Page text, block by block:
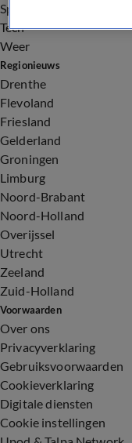
Sport
Tech
Weer
Regionieuws
Drenthe
Flevoland
Friesland
Gelderland
Groningen
Limburg
Noord-Brabant
Noord-Holland
Overijssel
Utrecht
Zeeland
Zuid-Holland
Voorwaarden
Over ons
Privacyverklaring
Gebruiksvoorwaarden
Cookieverklaring
Digitale diensten
Cookie instellingen